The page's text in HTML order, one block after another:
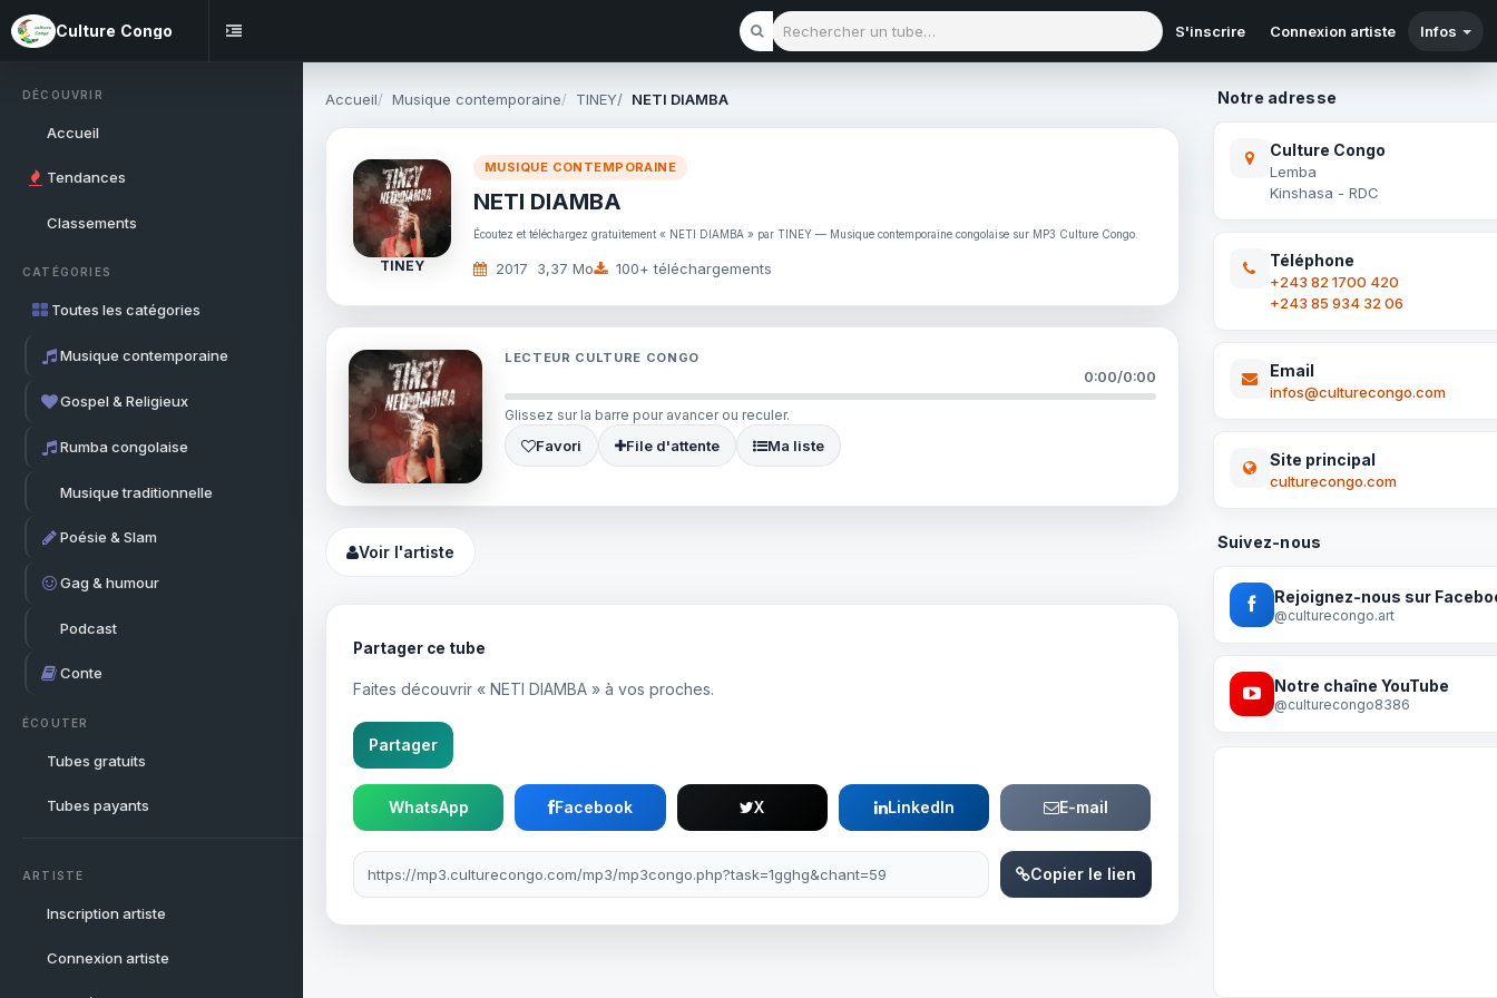
Culture Congo
Rechercher un tube
S'inscrire Connexion artiste Infos
DÉCOUVRIR
Accueil
Tendances
Classements
CATÉGORIES
Toutes les catégories
Musique contemporaine
Gospel & Religieux
Rumba congolaise
Musique traditionnelle
Poésie & Slam
Gag & humour
Podcast
Conte
ÉCOUTER
Tubes gratuits
Tubes payants
ARTISTE
Inscription artiste
Connexion artiste
Accueil Musique contemporaine TINEY NETI DIAMBA
TINEY
MUSIQUE CONTEMPORAINE
NETI DIAMBA
Écoutez et téléchargez gratuitement « NETI DIAMBA » par TINEY — Musique contemporaine congolaise sur MP3 Culture Congo.
2017 3,37 Mo 100+ téléchargements
LECTEUR CULTURE CONGO
0:00/0:00
Glissez sur la barre pour avancer ou reculer.
Favori File d'attente Ma liste
Voir l'artiste
Partager ce tube
Faites découvrir « NETI DIAMBA » à vos proches.
Partager
WhatsApp Facebook X LinkedIn E-mail
Lien à partager
Copier le lien
Notre adresse
Culture Congo
Lemba
Kinshasa - RDC
Téléphone
+243 82 1700 420
+243 85 934 32 06
Email
infos@culturecongo.com
Site principal
culturecongo.com
Suivez-nous
Rejoignez-nous sur
@culturecongo.art
Notre chaîne YouTube
@culturecongo8386